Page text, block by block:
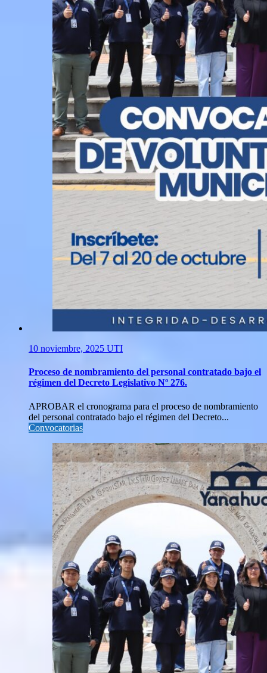
10 noviembre, 2025 UTI
Proceso de nombramiento del personal contratado bajo el
régimen del Decreto Legislativo Nº 276.
APROBAR el cronograma para el proceso de nombramiento
del personal contratado bajo el régimen del Decreto...
Convocatorias